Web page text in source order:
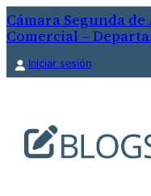
Cámara Segunda
Comercial –
Iniciar sesión